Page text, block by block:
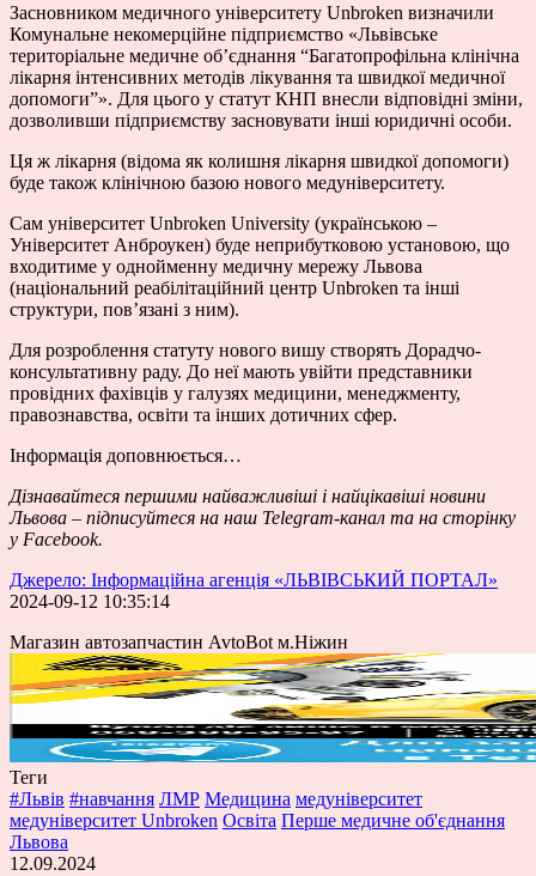
Засновником медичного університету Unbroken визначили
Комунальне некомерційне підприємство «Львівське
територіальне медичне об’єднання “Багатопрофільна клінічна
лікарня інтенсивних методів лікування та швидкої медичної
допомоги”». Для цього у статут КНП внесли відповідні зміни,
дозволивши підприємству засновувати інші юридичні особи.
Ця ж лікарня (відома як колишня лікарня швидкої допомоги)
буде також клінічною базою нового медуніверситету.
Сам університет Unbroken University (українською –
Університет Анброукен) буде неприбутковою установою, що
входитиме у однойменну медичну мережу Львова
(національний реабілітаційний центр Unbroken та інші
структури, пов’язані з ним).
Для розроблення статуту нового вишу створять Дорадчо-
консультативну раду. До неї мають увійти представники
провідних фахівців у галузях медицини, менеджменту,
правознавства, освіти та інших дотичних сфер.
Інформація доповнюється…
Дізнавайтеся першими найважливіші і найцікавіші новини
Львова – підписуйтеся на наш Telegram-канал та на сторінку
у Facebook.
Джерело: Інформаційна агенція «ЛЬВІВСЬКИЙ ПОРТАЛ»
2024-09-12 10:35:14
Магазин автозапчастин AvtoBot м.Ніжин
Теги
#Львів #навчання ЛМР Медицина медуніверситет
медуніверситет Unbroken Освіта Перше медичне об'єднання
Львова
12.09.2024